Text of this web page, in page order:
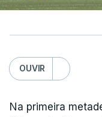
OUVIR
Na primeira